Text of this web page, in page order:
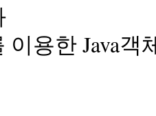
이용한 Java객